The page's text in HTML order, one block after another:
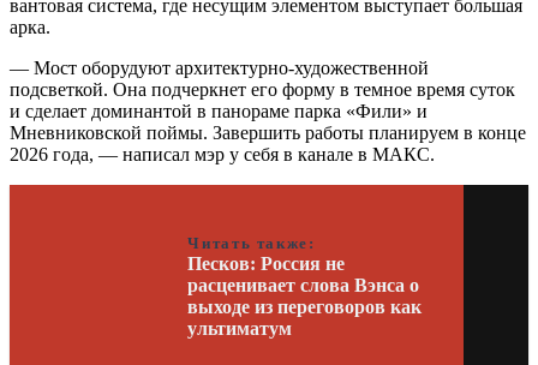
вантовая система, где несущим элементом выступает большая
арка.
— Мост оборудуют архитектурно-художественной
подсветкой. Она подчеркнет его форму в темное время суток
и сделает доминантой в панораме парка «Фили» и
Мневниковской поймы. Завершить работы планируем в конце
2026 года, — написал мэр у себя в канале в МАКС.
Читать также:
Песков: Россия не
расценивает слова Вэнса о
выходе из переговоров как
ультиматум